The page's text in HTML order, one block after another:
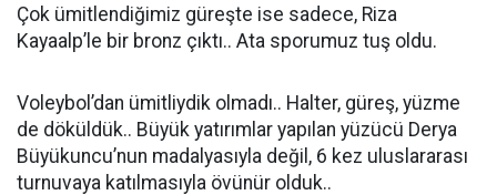
Çok ümitlendiğimiz güreşte ise sadece, Riza
Kayaalp’le bir bronz çıktı.. Ata sporumuz tuş oldu.
Voleybol’dan ümitliydik olmadı.. Halter, güreş, yüzme
de döküldük.. Büyük yatırımlar yapılan yüzücü Derya
Büyükuncu’nun madalyasıyla değil, 6 kez uluslararası
turnuvaya katılmasıyla övünür olduk..